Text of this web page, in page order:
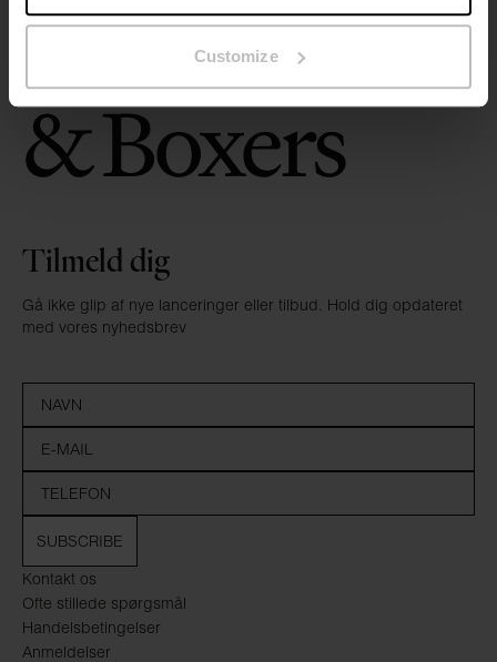
Customize
Kontakt os
Ofte stillede spørgsmål
Handelsbetingelser
Anmeldelser
Tilmeld dig
Gå ikke glip af nye lanceringer eller tilbud. Hold dig opdateret
med vores nyhedsbrev
SUBSCRIBE